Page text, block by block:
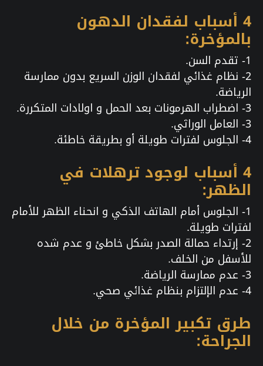
4 أسباب لفقدان الدهون
بالمؤخرة:
1- تقدم السن.
2- نظام غذائي لفقدان الوزن السريع بدون ممارسة
الرياضة.
3- اضطراب الهرمونات بعد الحمل و اولادات المتكررة.
3- العامل الوراثي.
4- الجلوس لفترات طويلة أو بطريقة خاطئة.
4 أسباب لوجود ترهلات في
الظهر:
1- الجلوس أمام الهاتف الذكي و انحناء الظهر للأمام
لفترات طويلة.
2- إرتداء حمالة الصدر بشكل خاطئ و عدم شده
للأسفل من الخلف.
3- عدم ممارسة الرياضة.
4- عدم الإلتزام بنظام غذائي صحي.
طرق تكبير المؤخرة من خلال
الجراحة: